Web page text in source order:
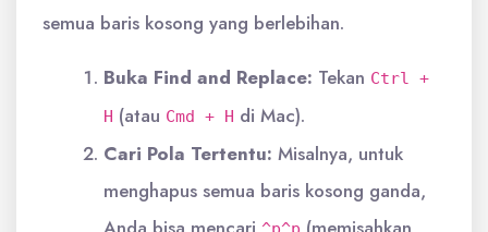
semua baris kosong yang berlebihan.
Buka Find and Replace: Tekan Ctrl +
H (atau Cmd + H di Mac).
Cari Pola Tertentu: Misalnya, untuk
menghapus semua baris kosong ganda,